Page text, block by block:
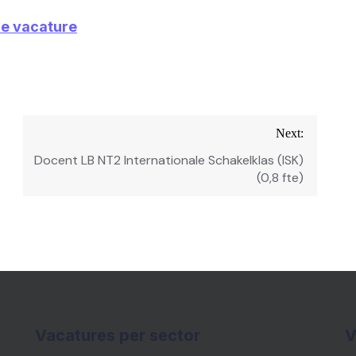
vacature
Next:
Docent LB NT2 Internationale Schakelklas (ISK)
(0,8 fte)